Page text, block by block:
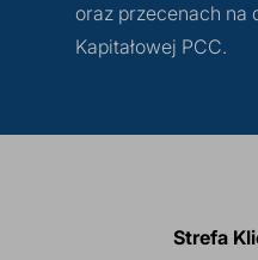
oraz przecenach na
Kapitałowej PCC.
Strefa